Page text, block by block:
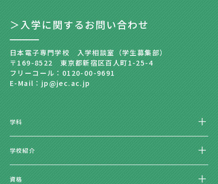
＞入学に関するお問い合わせ
日本電子専門学校 入学相談室（学生募集部）
〒169-8522 東京都新宿区百人町1-25-4
フリーコール：0120-00-9691
E-Mail：jp@jec.ac.jp
学科
学校紹介
資格